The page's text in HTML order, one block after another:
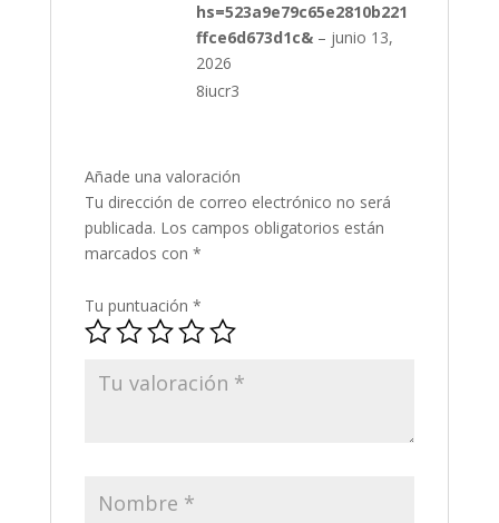
de
5
hs=523a9e79c65e2810b221
ffce6d673d1c& – junio 13,
2026
8iucr3
Añade una valoración
Tu dirección de correo electrónico no será
publicada. Los campos obligatorios están
marcados con *
Tu puntuación *